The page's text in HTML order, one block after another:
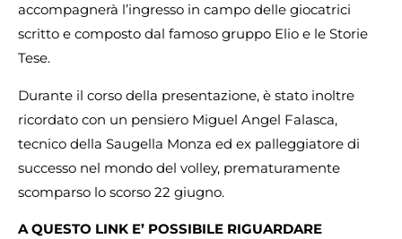
accompagnerà l’ingresso in campo delle giocatrici
scritto e composto dal famoso gruppo Elio e le Storie
Tese.
Durante il corso della presentazione, è stato inoltre
ricordato con un pensiero Miguel Angel Falasca,
tecnico della Saugella Monza ed ex palleggiatore di
successo nel mondo del volley, prematuramente
scomparso lo scorso 22 giugno.
A QUESTO LINK E’ POSSIBILE RIGUARDARE